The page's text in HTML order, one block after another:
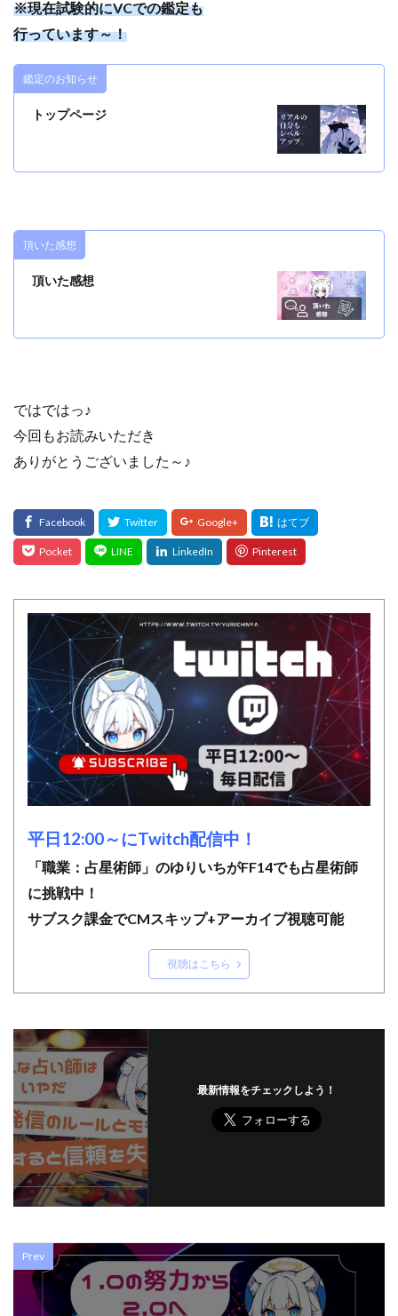
※現在試験的にVCでの鑑定も
行っています～！
鑑定のお知らせ
トップページ
頂いた感想
頂いた感想
ではではっ♪
今回もお読みいただき
ありがとうございました～♪
平日12:00～にTwitch配信中！
「職業：占星術師」のゆりいちがFF14でも占星術師
に挑戦中！
サブスク課金でCMスキップ+アーカイブ視聴可能
視聴はこちら
最新情報をチェックしよう！
Prev